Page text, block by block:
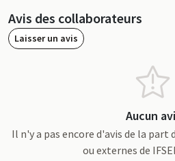
Avis des collaborateurs
Laisser un avis
Aucun
Il n'y a pas encore d'avis de la
ou externes de